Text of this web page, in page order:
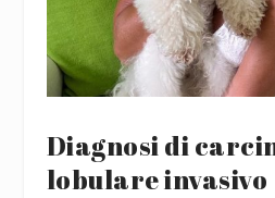
Diagnosi di
lobulare invasivo